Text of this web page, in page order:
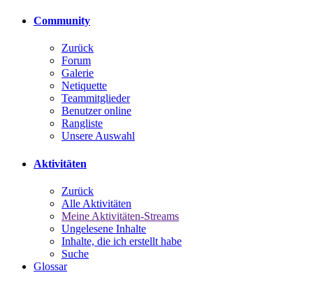
Community
Zurück
Forum
Galerie
Netiquette
Teammitglieder
Benutzer online
Rangliste
Unsere Auswahl
Aktivitäten
Zurück
Alle Aktivitäten
Meine Aktivitäten-Streams
Ungelesene Inhalte
Inhalte, die ich erstellt habe
Suche
Glossar